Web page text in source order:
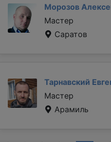
Морозов
Мастер
Саратов
Тарнавский
Мастер
Арамиль